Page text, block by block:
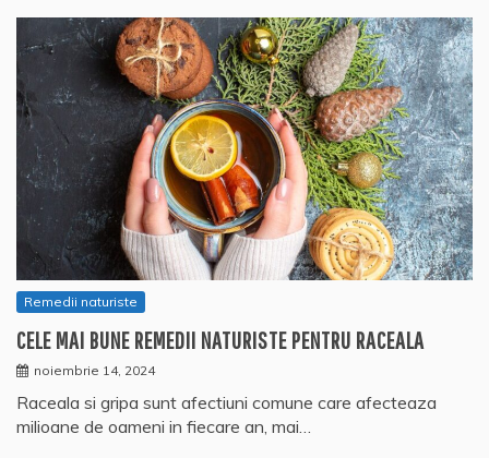
Remedii naturiste
CELE MAI BUNE REMEDII NATURISTE PENTRU RACEALA
noiembrie 14, 2024
Raceala si gripa sunt afectiuni comune care afecteaza
milioane de oameni in fiecare an, mai…